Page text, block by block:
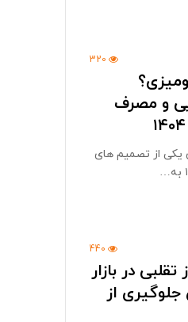
320
و مصرف
از تصمیم های
440
در بازار
جلوگیری از